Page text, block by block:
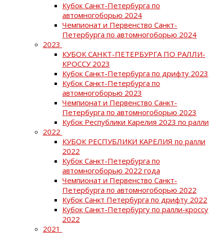
Кубок Санкт-Петербурга по
автомногоборью 2024
Чемпионат и Первенство Санкт-
Петербурга по автомногоборью 2024
2023
КУБОК САНКТ-ПЕТЕРБУРГА ПО РАЛЛИ-
КРОССУ 2023
Кубок Санкт-Петербурга по дрифту 2023
Кубок Санкт-Петербурга по
автомногоборью 2023
Чемпионат и Первенство Санкт-
Петербурга по автомногоборью 2023
Кубок Республики Карелия 2023 по ралли
2022
КУБОК РЕСПУБЛИКИ КАРЕЛИЯ по ралли
2022
Кубок Санкт-Петербурга по
автомногоборью 2022 года
Чемпионат и Первенство Санкт-
Петербурга по автомногоборью 2022
Кубок Санкт Петербурга по дрифту 2022
Кубок Санкт-Петербургу по ралли-кроссу
2022
2021